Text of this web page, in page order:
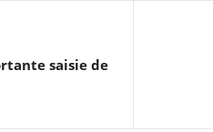
saisie de